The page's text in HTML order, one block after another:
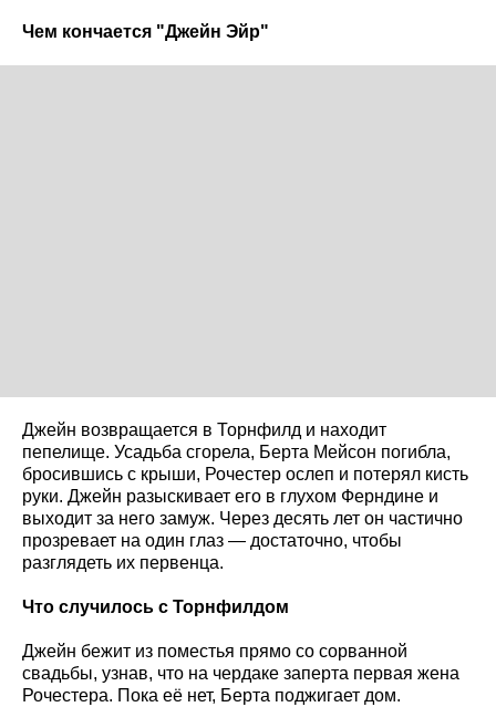
Чем кончается "Джейн Эйр"
Джейн возвращается в Торнфилд и находит
пепелище. Усадьба сгорела, Берта Мейсон погибла,
бросившись с крыши, Рочестер ослеп и потерял кисть
руки. Джейн разыскивает его в глухом Ферндине и
выходит за него замуж. Через десять лет он частично
прозревает на один глаз — достаточно, чтобы
разглядеть их первенца.
Что случилось с Торнфилдом
Джейн бежит из поместья прямо со сорванной
свадьбы, узнав, что на чердаке заперта первая жена
Рочестера. Пока её нет, Берта поджигает дом.